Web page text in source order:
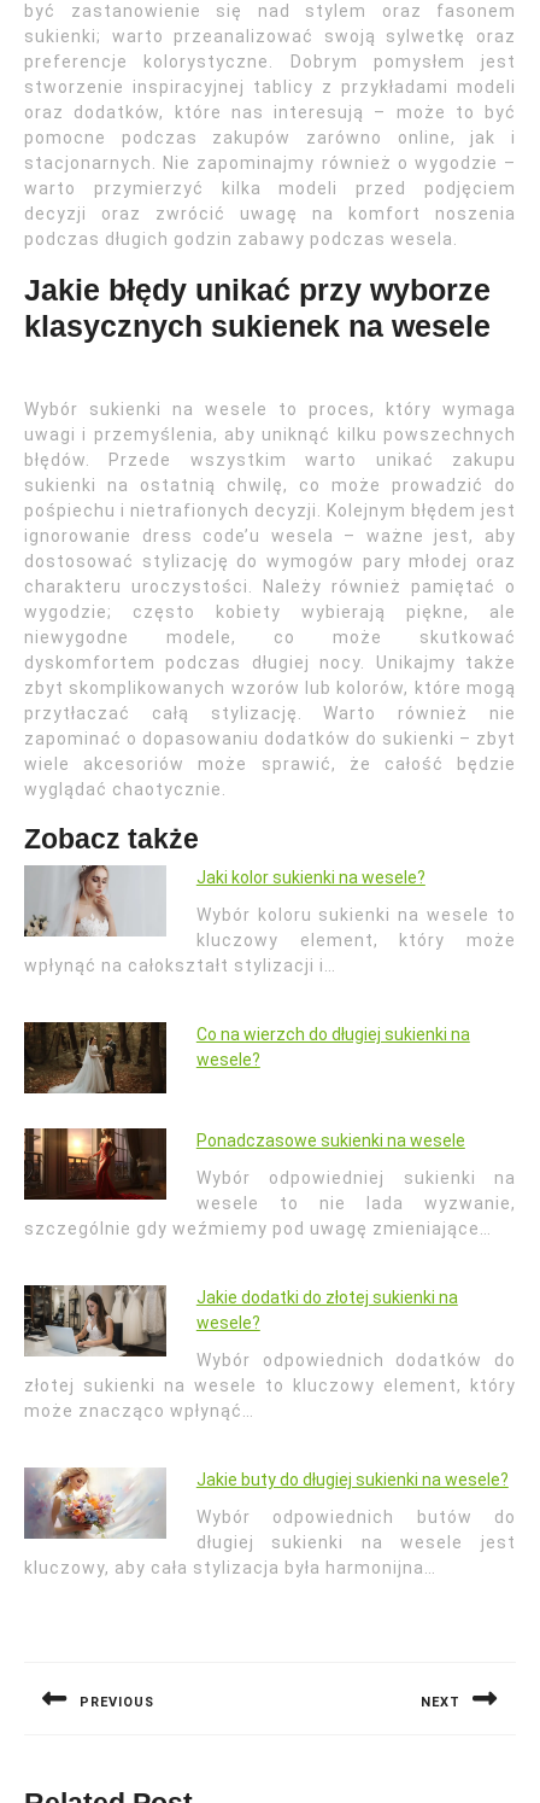
być zastanowienie się nad stylem oraz fasonem
sukienki; warto przeanalizować swoją sylwetkę oraz
preferencje kolorystyczne. Dobrym pomysłem jest
stworzenie inspiracyjnej tablicy z przykładami modeli
oraz dodatków, które nas interesują – może to być
pomocne podczas zakupów zarówno online, jak i
stacjonarnych. Nie zapominajmy również o wygodzie –
warto przymierzyć kilka modeli przed podjęciem
decyzji oraz zwrócić uwagę na komfort noszenia
podczas długich godzin zabawy podczas wesela.
Jakie błędy unikać przy wyborze
klasycznych sukienek na wesele
Wybór sukienki na wesele to proces, który wymaga
uwagi i przemyślenia, aby uniknąć kilku powszechnych
błędów. Przede wszystkim warto unikać zakupu
sukienki na ostatnią chwilę, co może prowadzić do
pośpiechu i nietrafionych decyzji. Kolejnym błędem jest
ignorowanie dress code’u wesela – ważne jest, aby
dostosować stylizację do wymogów pary młodej oraz
charakteru uroczystości. Należy również pamiętać o
wygodzie; często kobiety wybierają piękne, ale
niewygodne modele, co może skutkować
dyskomfortem podczas długiej nocy. Unikajmy także
zbyt skomplikowanych wzorów lub kolorów, które mogą
przytłaczać całą stylizację. Warto również nie
zapominać o dopasowaniu dodatków do sukienki – zbyt
wiele akcesoriów może sprawić, że całość będzie
wyglądać chaotycznie.
Zobacz także
Jaki kolor sukienki na wesele?
Wybór koloru sukienki na wesele to
kluczowy element, który może
wpłynąć na całokształt stylizacji i…
Co na wierzch do długiej sukienki na
wesele?
Ponadczasowe sukienki na wesele
Wybór odpowiedniej sukienki na
wesele to nie lada wyzwanie,
szczególnie gdy weźmiemy pod uwagę zmieniające…
Jakie dodatki do złotej sukienki na
wesele?
Wybór odpowiednich dodatków do
złotej sukienki na wesele to kluczowy element, który
może znacząco wpłynąć…
Jakie buty do długiej sukienki na wesele?
Wybór odpowiednich butów do
długiej sukienki na wesele jest
kluczowy, aby cała stylizacja była harmonijna…
PREVIOUS NEXT